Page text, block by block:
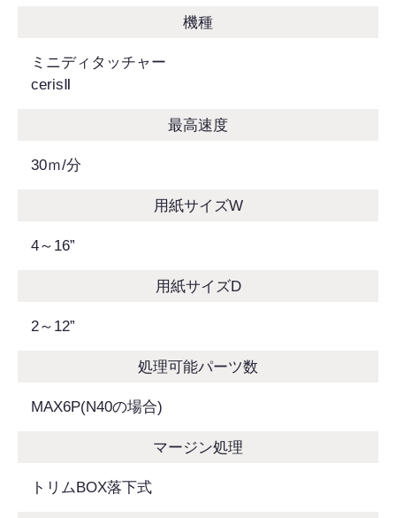
機種
ミニディタッチャー
cerisⅡ
最高速度
30ｍ/分
用紙サイズW
4～16”
用紙サイズD
2～12”
処理可能パーツ数
MAX6P(N40の場合)
マージン処理
トリムBOX落下式